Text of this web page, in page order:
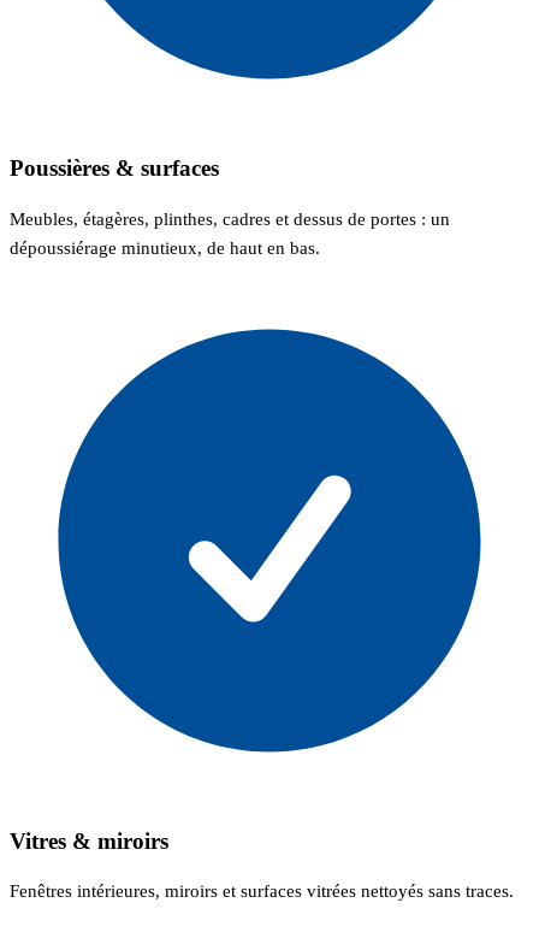
Poussières & surfaces
Meubles, étagères, plinthes, cadres et dessus de portes : un
dépoussiérage minutieux, de haut en bas.
Vitres & miroirs
Fenêtres intérieures, miroirs et surfaces vitrées nettoyés sans traces.